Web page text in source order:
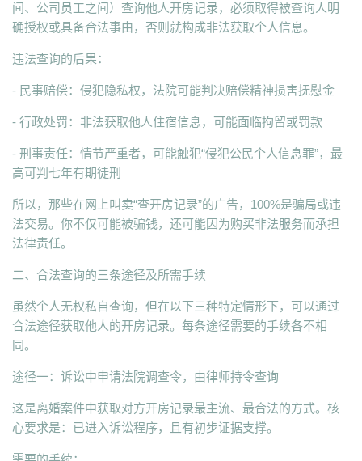
间、公司员工之间）查询他人开房记录，必须取得被查询人明
确授权或具备合法事由，否则就构成非法获取个人信息。
违法查询的后果：
- 民事赔偿：侵犯隐私权，法院可能判决赔偿精神损害抚慰金
- 行政处罚：非法获取他人住宿信息，可能面临拘留或罚款
- 刑事责任：情节严重者，可能触犯“侵犯公民个人信息罪”，最
高可判七年有期徒刑
所以，那些在网上叫卖“查开房记录”的广告，100%是骗局或违
法交易。你不仅可能被骗钱，还可能因为购买非法服务而承担
法律责任。
二、合法查询的三条途径及所需手续
虽然个人无权私自查询，但在以下三种特定情形下，可以通过
合法途径获取他人的开房记录。每条途径需要的手续各不相
同。
途径一：诉讼中申请法院调查令，由律师持令查询
这是离婚案件中获取对方开房记录最主流、最合法的方式。核
心要求是：已进入诉讼程序，且有初步证据支撑。